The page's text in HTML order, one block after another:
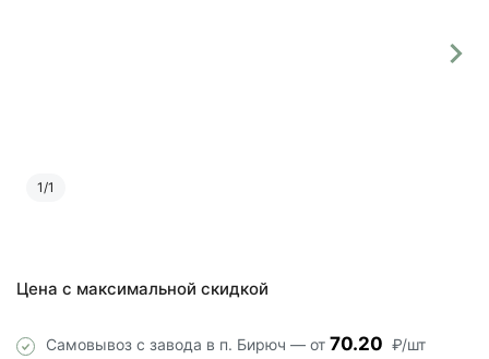
1/1
Цена с максимальной скидкой
Самовывоз с завода в п. Бирюч — от 70.20 ₽/шт